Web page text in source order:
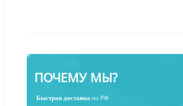
ПОЧЕМУ МЫ?
Быстрая доставка по РФ